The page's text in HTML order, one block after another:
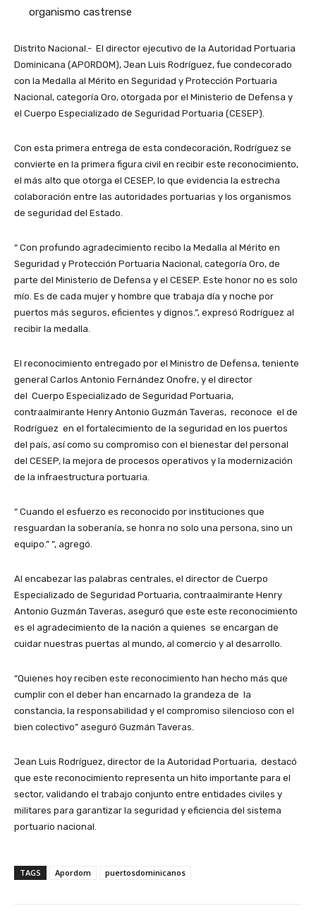
organismo castrense
Distrito Nacional.- El director ejecutivo de la Autoridad Portuaria
Dominicana (APORDOM), Jean Luis Rodríguez, fue condecorado
con la Medalla al Mérito en Seguridad y Protección Portuaria
Nacional, categoría Oro, otorgada por el Ministerio de Defensa y
el Cuerpo Especializado de Seguridad Portuaria (CESEP).
Con esta primera entrega de esta condecoración, Rodríguez se
convierte en la primera figura civil en recibir este reconocimiento,
el más alto que otorga el CESEP, lo que evidencia la estrecha
colaboración entre las autoridades portuarias y los organismos
de seguridad del Estado.
“ Con profundo agradecimiento recibo la Medalla al Mérito en
Seguridad y Protección Portuaria Nacional, categoría Oro, de
parte del Ministerio de Defensa y el CESEP. Este honor no es solo
mío. Es de cada mujer y hombre que trabaja día y noche por
puertos más seguros, eficientes y dignos.”, expresó Rodríguez al
recibir la medalla.
El reconocimiento entregado por el Ministro de Defensa, teniente
general Carlos Antonio Fernández Onofre, y el director
del Cuerpo Especializado de Seguridad Portuaria,
contraalmirante Henry Antonio Guzmán Taveras, reconoce el de
Rodríguez en el fortalecimiento de la seguridad en los puertos
del país, así como su compromiso con el bienestar del personal
del CESEP, la mejora de procesos operativos y la modernización
de la infraestructura portuaria.
“ Cuando el esfuerzo es reconocido por instituciones que
resguardan la soberanía, se honra no solo una persona, sino un
equipo.” ”, agregó.
Al encabezar las palabras centrales, el director de Cuerpo
Especializado de Seguridad Portuaria, contraalmirante Henry
Antonio Guzmán Taveras, aseguró que este este reconocimiento
es el agradecimiento de la nación a quienes se encargan de
cuidar nuestras puertas al mundo, al comercio y al desarrollo.
“Quienes hoy reciben este reconocimiento han hecho más que
cumplir con el deber han encarnado la grandeza de la
constancia, la responsabilidad y el compromiso silencioso con el
bien colectivo” aseguró Guzmán Taveras.
Jean Luis Rodríguez, director de la Autoridad Portuaria, destacó
que este reconocimiento representa un hito importante para el
sector, validando el trabajo conjunto entre entidades civiles y
militares para garantizar la seguridad y eficiencia del sistema
portuario nacional.
TAGS Apordom puertosdominicanos